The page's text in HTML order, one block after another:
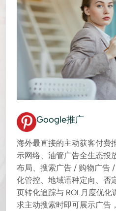
Yandex代运营
Yandex是俄罗斯及哈萨克
搜索引擎。服务包含广告
化选词、搜索广告、网盟
人群精细化预算投放，搭
盘转化。专为外贸工厂、
俄语市场打造，精准抓取